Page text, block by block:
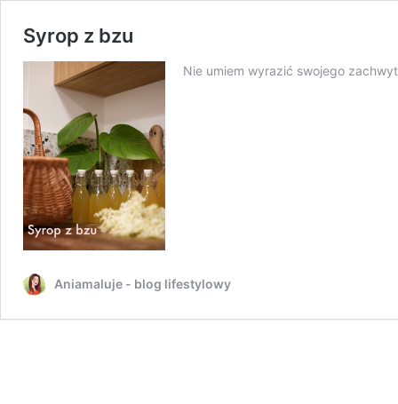
Syrop z bzu
Nie umiem wyrazić swojego
Aniamaluje - blog lifestylowy